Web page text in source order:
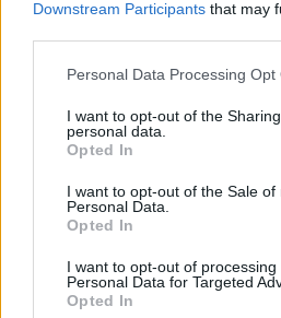
Downstream Participants that may
Personal Data Processing Opt
I want to opt-out of the
personal data.
Opted In
I want to opt-out of the Sale of
Personal Data.
Opted In
I want to opt-out of processing
Personal Data for Targeted
Opted In